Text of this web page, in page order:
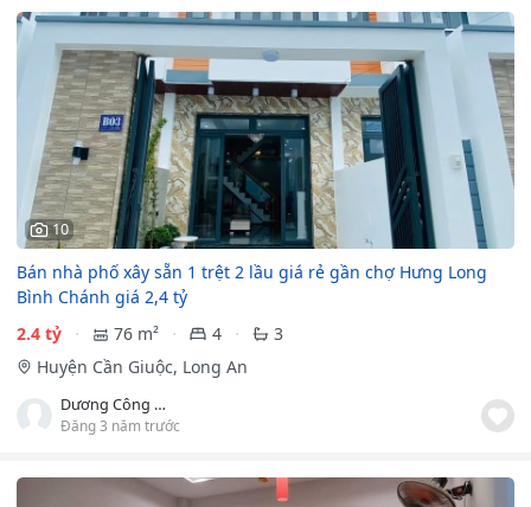
10
Bán nhà phố xây sẵn 1 trệt 2 lầu giá rẻ gần chợ Hưng Long
Bình Chánh giá 2,4 tỷ
2.4 tỷ
76 m² 4
3
Huyện Cần Giuộc, Long An
Dương Công Lượng
Đăng 3 năm trước